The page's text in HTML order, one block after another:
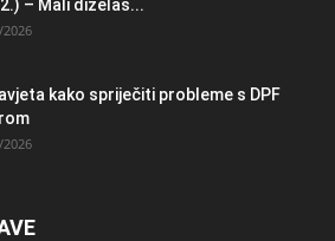
– Mali dizelaš...
kako spriječiti probleme s DPF